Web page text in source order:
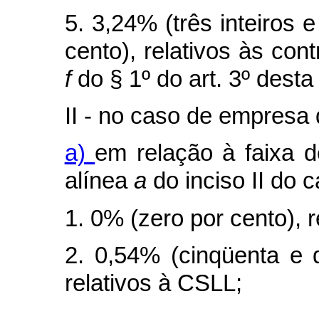
5. 3,24% (três inteiros
cento), relativos às
fdo § 1º do art. 3º
II - no caso de empresa
a) em relação à faixa
alínea a do inciso II do
1. 0% (zero por cento),
2. 0,54% (cinqüenta e
relativos à CSLL;